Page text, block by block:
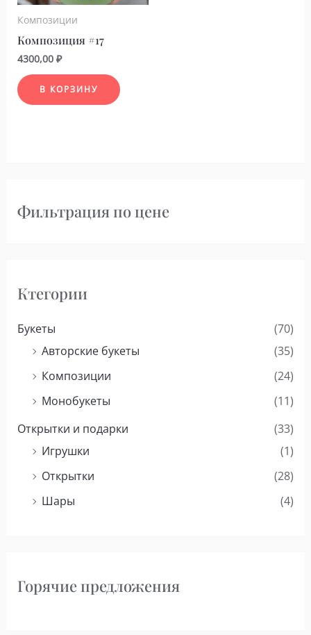
Фильтрация по цене
Ктегории
Букеты
(70)
Авторские букеты
(35)
Композиции
(24)
Монобукеты
(11)
Открытки и подарки
(33)
Игрушки
(1)
Открытки
(28)
Шары
(4)
Горячие предложения
Композиции
Композиция #17
4300,00 ₽
В КОРЗИНУ